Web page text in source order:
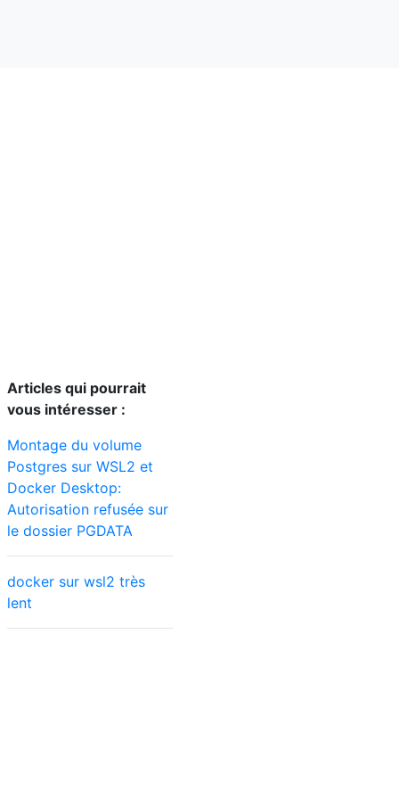
Articles qui pourrait
vous intéresser :
Montage du volume
Postgres sur WSL2 et
Docker Desktop:
Autorisation refusée sur
le dossier PGDATA
docker sur wsl2 très
lent